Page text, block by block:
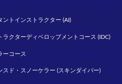
ントインストラクター (AI)
ラクターディベロップメントコース (IDC)
ーコース
スド・スノーケラー (スキンダイバー)